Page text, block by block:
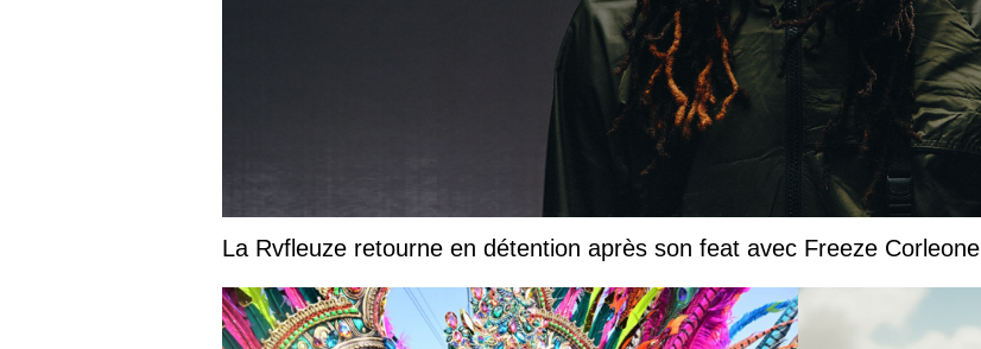
La Rvfleuze retourne en détention après son feat avec Freeze Corleone